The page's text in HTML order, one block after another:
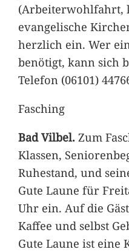
(Arbeiterwohlfahrt,
evangelische
herzlich ein. Wer
benötigt, kann sich
Telefon (06101)
Fasching
Bad Vilbel.Zum
Klassen,
Ruhestand, und
Gute Laune für
Uhr ein. Auf die
Kaffee und selbst
Gute Laune ist eine